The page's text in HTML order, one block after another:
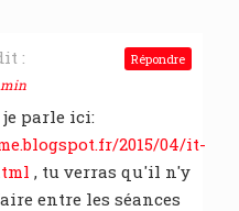
:
min
parle ici:
2015/04/it-
, tu verras qu'il n'y
entre les séances
Répondre